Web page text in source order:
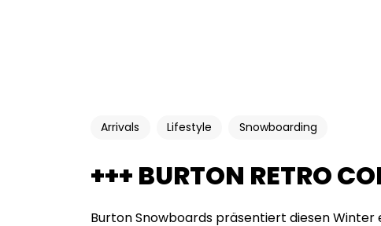
Arrivals Lifestyle Snowboarding
+++ BURTON RETRO
Burton Snowboards präsentiert diesen